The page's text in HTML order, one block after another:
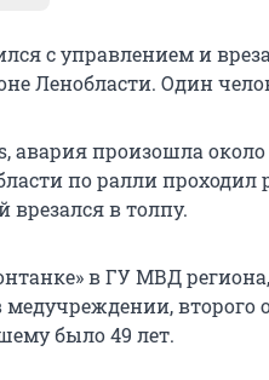
с управлением и
Ленобласти. Один
авария произошла около
по ралли
врезался в толпу.
в ГУ МВД
второго
было 49 лет.